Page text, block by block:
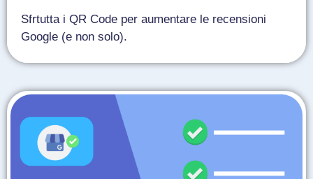
Sfrtutta i QR Code per aumentare le recensioni
Google (e non solo).